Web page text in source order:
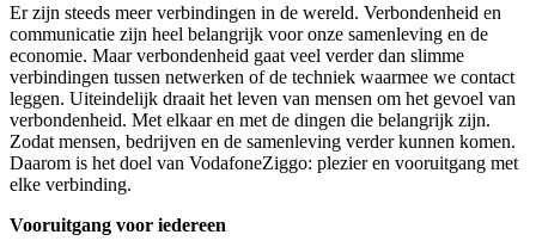
Er zijn steeds meer verbindingen in de wereld. Verbondenheid en
communicatie zijn heel belangrijk voor onze samenleving en de
economie. Maar verbondenheid gaat veel verder dan slimme
verbindingen tussen netwerken of de techniek waarmee we contact
leggen. Uiteindelijk draait het leven van mensen om het gevoel van
verbondenheid. Met elkaar en met de dingen die belangrijk zijn.
Zodat mensen, bedrijven en de samenleving verder kunnen komen.
Daarom is het doel van VodafoneZiggo: plezier en vooruitgang met
elke verbinding.
Vooruitgang voor iedereen